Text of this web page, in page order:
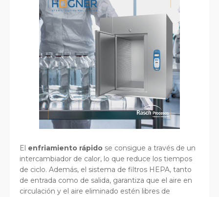
El enfriamiento rápido se consigue a través de un
intercambiador de calor, lo que reduce los tiempos
de ciclo. Además, el sistema de filtros HEPA, tanto
de entrada como de salida, garantiza que el aire en
circulación y el aire eliminado estén libres de